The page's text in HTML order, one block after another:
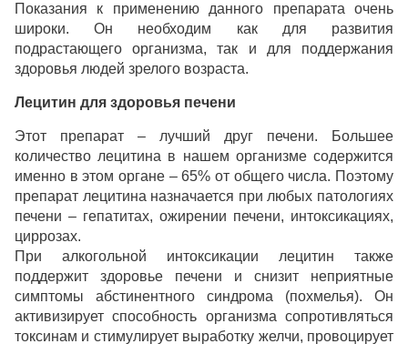
Показания к применению данного препарата очень
широки. Он необходим как для развития
подрастающего организма, так и для поддержания
здоровья людей зрелого возраста.
Лецитин для здоровья печени
Этот препарат – лучший друг печени. Большее
количество лецитина в нашем организме содержится
именно в этом органе – 65% от общего числа. Поэтому
препарат лецитина назначается при любых патологиях
печени – гепатитах, ожирении печени, интоксикациях,
циррозах.
При алкогольной интоксикации лецитин также
поддержит здоровье печени и снизит неприятные
симптомы абстинентного синдрома (похмелья). Он
активизирует способность организма сопротивляться
токсинам и стимулирует выработку желчи, провоцирует